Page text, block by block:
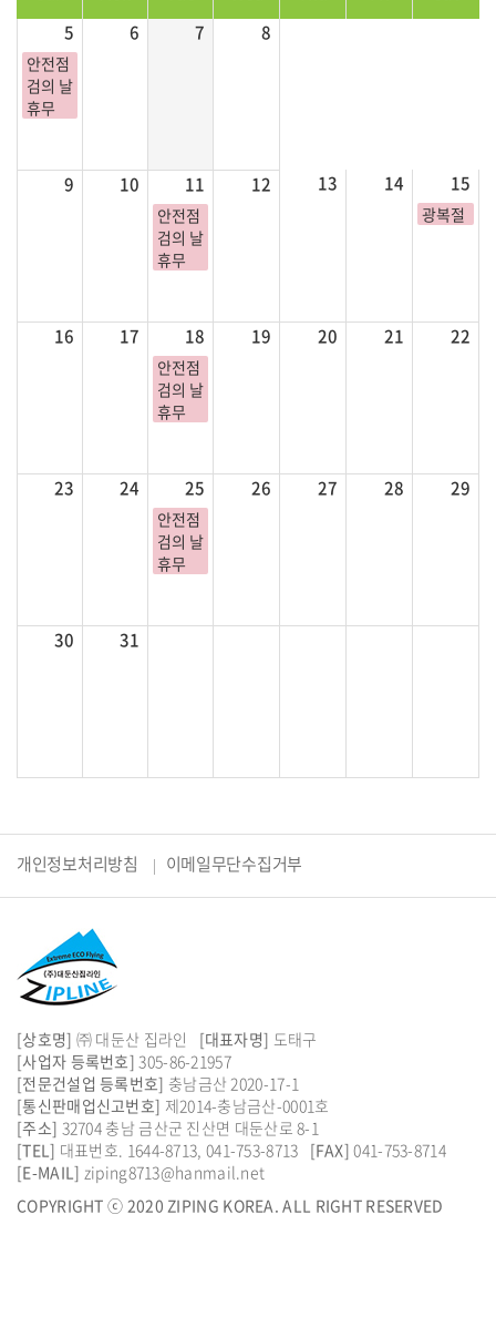
5
안전점
검의 날
휴무
6 7 8
9 10 11
안전점
검의 날
휴무
12 13 14 15
광복절
16 17 18
안전점
검의 날
휴무
19 20 21 22
23 24 25
안전점
검의 날
휴무
26 27 28 29
30 31
개인정보처리방침 이메일무단수집거부
[상호명] ㈜ 대둔산 집라인 [대표자명] 도태구
[사업자 등록번호] 305-86-21957
[전문건설업 등록번호] 충남금산 2020-17-1
[통신판매업신고번호] 제2014-충남금산-0001호
[주소] 32704 충남 금산군 진산면 대둔산로 8-1
[TEL] 대표번호. 1644-8713, 041-753-8713 [FAX] 041-753-8714
[E-MAIL] ziping8713@hanmail.net
COPYRIGHT ⓒ 2020 ZIPING KOREA. ALL RIGHT RESERVED